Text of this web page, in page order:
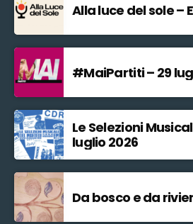
Alla luce del sole –
#MaiPartiti – 29
Le Selezioni
luglio 2026
Da bosco e da